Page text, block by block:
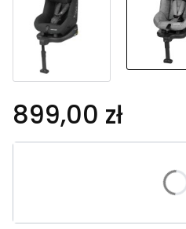
899,00 zł
Poszczególne warianty